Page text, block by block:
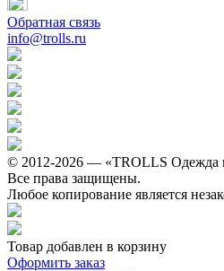
Обратная связь
info@trolls.ru
© 2012-2026 — «TROLLS Одежда
Все права защищены.
Любое копирование является
Товар добавлен в корзину
Оформить заказ